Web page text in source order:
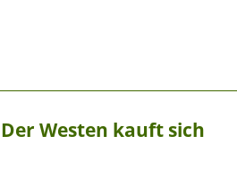
Westen kauft sich